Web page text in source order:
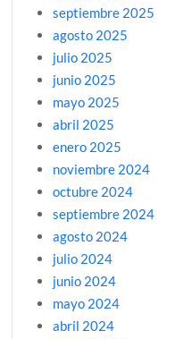
septiembre 2025
agosto 2025
julio 2025
junio 2025
mayo 2025
abril 2025
enero 2025
noviembre 2024
octubre 2024
septiembre 2024
agosto 2024
julio 2024
junio 2024
mayo 2024
abril 2024